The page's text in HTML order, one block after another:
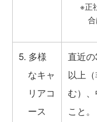
※正
合
5. 多様
なキャ
リアコ
ース
直近
以上
む）
こと。